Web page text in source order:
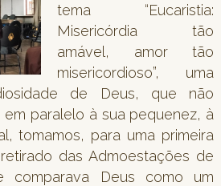
tema “Eucaristia:
Misericórdia tão
amável, amor tão
misericordioso”, uma
de Deus, que não
em paralelo à sua pequenez, à
tomamos, para uma primeira
das Admoestações de
comparava Deus como um